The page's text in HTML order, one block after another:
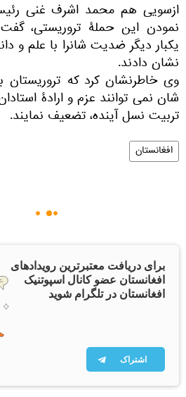
ازسویی هم محمد اشرف غنی
نمودن این حملۀ تروریستی،
یکبار دیگر ضدیت شانرا با علم و
نشان دادند.
وی خاطرنشان کرد که تروریستان
شان نمی توانند عزم و ارادۀ
تربیت نسل آینده، تضعیف نمایند.
افغانستان
برای دریافت معتبرترین رویدادهای
افغانستان عضو کانال اسپوتنیک
افغانستان در تلگرام شوید
اشتراک